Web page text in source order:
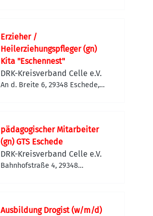
Erzieher /
Heilerziehungspfleger (gn)
Kita "Eschennest"
DRK-Kreisverband Celle e.V.
An d. Breite 6, 29348 Eschede,
pädagogischer Mitarbeiter
(gn) GTS Eschede
DRK-Kreisverband Celle e.V.
Bahnhofstraße 4, 29348
Ausbildung Drogist (w/m/d)